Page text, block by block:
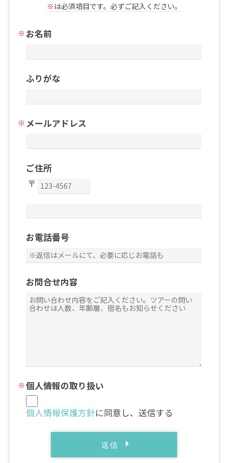
※ は必須項目です。必ずご記入ください。
お名前
ふりがな
メールアドレス
ご住所
お電話番号
お問合せ内容
個人情報の取り扱い
個人情報保護方針に同意し、送信する